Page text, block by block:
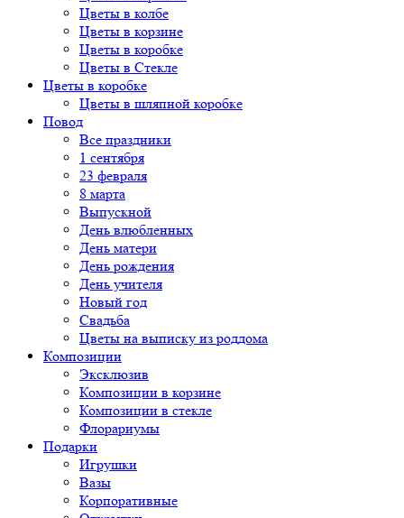
Цветы в колбе
Цветы в корзине
Цветы в коробке
Цветы в Стекле
Цветы в коробке
Цветы в шляпной коробке
Повод
Все праздники
1 сентября
23 февраля
8 марта
Выпускной
День влюбленных
День матери
День рождения
День учителя
Новый год
Свадьба
Цветы на выписку из роддома
Композиции
Эксклюзив
Композиции в корзине
Композиции в стекле
Флорариумы
Подарки
Игрушки
Вазы
Корпоративные